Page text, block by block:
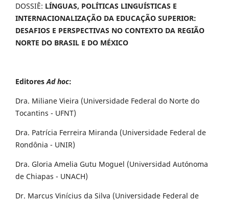
DOSSIÊ: LÍNGUAS, POLÍTICAS LINGUÍSTICAS E
INTERNACIONALIZAÇÃO DA EDUCAÇÃO SUPERIOR:
DESAFIOS E PERSPECTIVAS NO CONTEXTO DA REGIÃO
NORTE DO BRASIL E DO MÉXICO
EditoresAd hoc:
Dra. Miliane Vieira (Universidade Federal do Norte do
Tocantins - UFNT)
Dra. Patrícia Ferreira Miranda (Universidade Federal de
Rondônia - UNIR)
Dra. Gloria Amelia Gutu Moguel (Universidad Autónoma
de Chiapas - UNACH)
Dr. Marcus Vinícius da Silva (Universidade Federal de